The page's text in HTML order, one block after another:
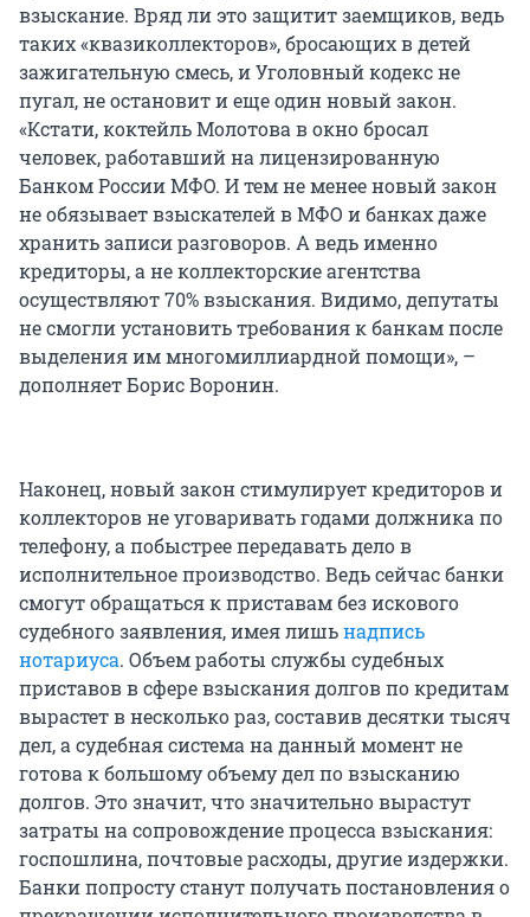
взыскание. Вряд ли это защитит заемщиков, ведь
таких «квазиколлекторов», бросающих в детей
зажигательную смесь, и Уголовный кодекс не
пугал, не остановит и еще один новый закон.
«Кстати, коктейль Молотова в окно бросал
человек, работавший на лицензированную
Банком России МФО. И тем не менее новый закон
не обязывает взыскателей в МФО и банках даже
хранить записи разговоров. А ведь именно
кредиторы, а не коллекторские агентства
осуществляют 70% взыскания. Видимо, депутаты
не смогли установить требования к банкам после
выделения им многомиллиардной помощи», –
дополняет Борис Воронин.
Наконец, новый закон стимулирует кредиторов и
коллекторов не уговаривать годами должника по
телефону, а побыстрее передавать дело в
исполнительное производство. Ведь сейчас банки
смогут обращаться к приставам без искового
судебного заявления, имея лишьнадпись
нотариуса. Объем работы службы судебных
приставов в сфере взыскания долгов по кредитам
вырастет в несколько раз, составив десятки тысяч
дел, а судебная система на данный момент не
готова к большому объему дел по взысканию
долгов. Это значит, что значительно вырастут
затраты на сопровождение процесса взыскания:
госпошлина, почтовые расходы, другие издержки.
Банки попросту станут получать постановления о